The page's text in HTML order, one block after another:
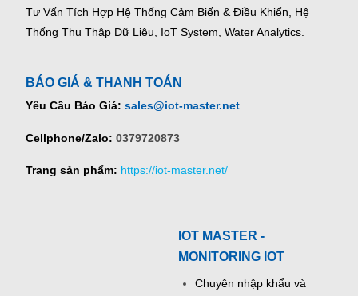
Tư Vấn Tích Hợp Hệ Thống Cảm Biến & Điều Khiển, Hệ
Thống Thu Thập Dữ Liệu, IoT System, Water Analytics.
BÁO GIÁ & THANH TOÁN
Yêu Cầu Báo Giá: sales@iot-master.net
Cellphone/Zalo: 0379720873
Trang sản phẩm: https://iot-master.net/
IOT MASTER -
MONITORING IOT
Chuyên nhập khẩu và